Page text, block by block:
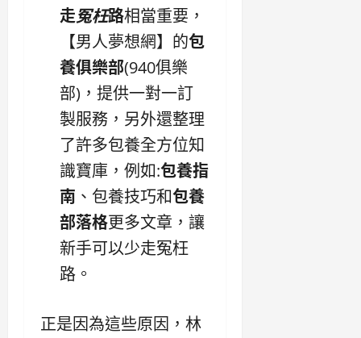
走冤枉路相當重要，
【男人夢想網】的包
養俱樂部(940俱樂
部)，提供一對一訂
製服務，另外還整理
了許多包養全方位知
識寶庫，例如:包養指
南 、包養技巧和包養
部落格更多文章，讓
新手可以少走冤枉
路。
正是因為這些原因，林